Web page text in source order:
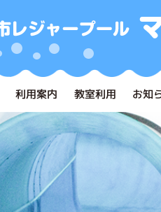
利用案内 教室利用 お知